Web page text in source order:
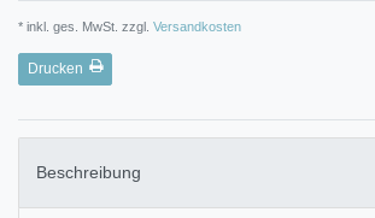
* inkl. ges. MwSt. zzgl. Versandkosten
Drucken
Beschreibung